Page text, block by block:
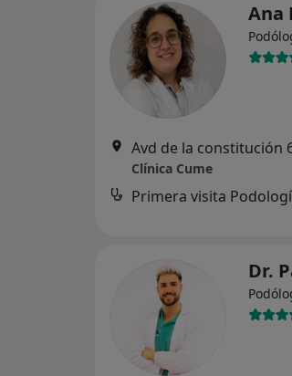
Ana
Clínica Cume
Primera visita
Dr.